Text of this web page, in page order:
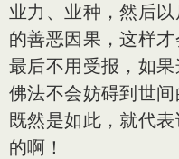
业力、业种，然后
的善恶因果，这样
最后不用受报，如
佛法不会妨碍到世
既然是如此，就代
的啊！